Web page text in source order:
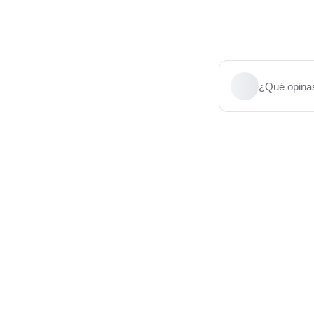
¿Qué